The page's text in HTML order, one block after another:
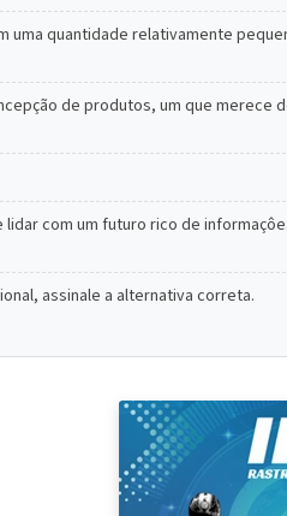
uma quantidade relativamente
de produtos, um que merece
lidar com um futuro rico de
assinale a alternativa correta.